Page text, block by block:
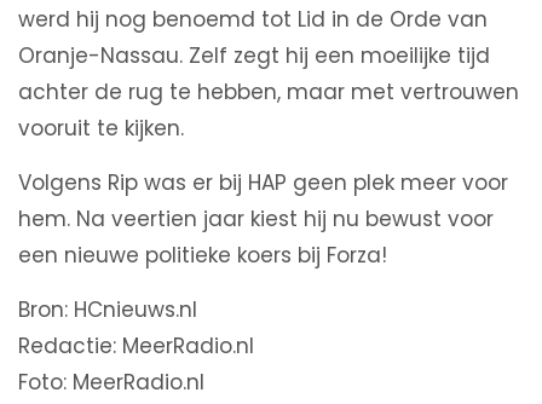
werd hij nog benoemd tot Lid in de Orde van
Oranje-Nassau. Zelf zegt hij een moeilijke tijd
achter de rug te hebben, maar met vertrouwen
vooruit te kijken.
Volgens Rip was er bij HAP geen plek meer voor
hem. Na veertien jaar kiest hij nu bewust voor
een nieuwe politieke koers bij Forza!
Bron: HCnieuws.nl
Redactie: MeerRadio.nl
Foto: MeerRadio.nl